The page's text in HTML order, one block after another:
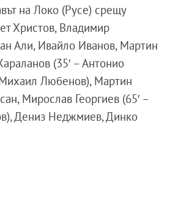
на Локо (Русе) срещу
Христов, Владимир
Али, Ивайло Иванов, Мартин
(35′ – Антонио
Любенов), Мартин
Мирослав Георгиев (65′ –
Дениз Неджмиев, Динко